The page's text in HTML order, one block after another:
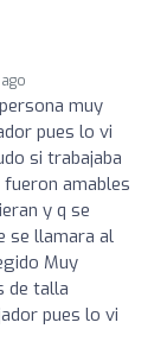
muy
pues lo vi
si trabajaba
amables
y q se
se llamara al
Muy
de talla
pues lo vi